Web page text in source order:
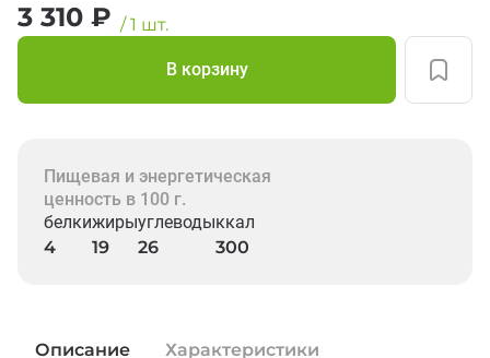
3 310 ₽ /1 шт.
В корзину
Пищевая и энергетическая
ценность в 100 г.
белки
4
жиры
19
углеводы
26
ккал
300
Описание Характеристики